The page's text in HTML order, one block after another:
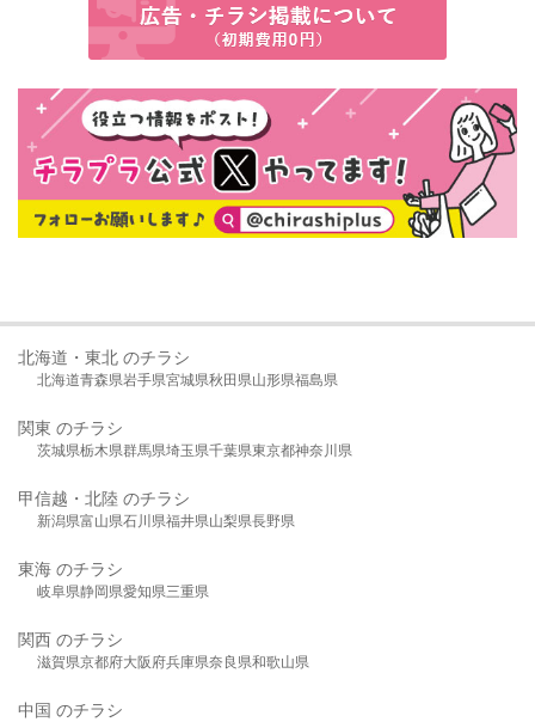
北海道・東北 のチラシ
北海道青森県岩手県宮城県秋田県山形県福島県
関東 のチラシ
茨城県栃木県群馬県埼玉県千葉県東京都神奈川県
甲信越・北陸 のチラシ
新潟県富山県石川県福井県山梨県長野県
東海 のチラシ
岐阜県静岡県愛知県三重県
関西 のチラシ
滋賀県京都府大阪府兵庫県奈良県和歌山県
中国 のチラシ